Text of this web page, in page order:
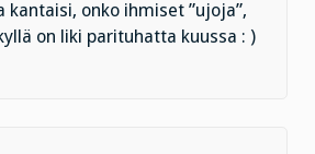
kantaisi, onko ihmiset ”ujoja”,
on liki parituhatta kuussa : )